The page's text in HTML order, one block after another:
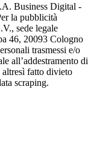
Business Digital -
la pubblicità
sede legale
46, 20093 Cologno
trasmessi e/o
all’addestramento di
fatto divieto
scraping.